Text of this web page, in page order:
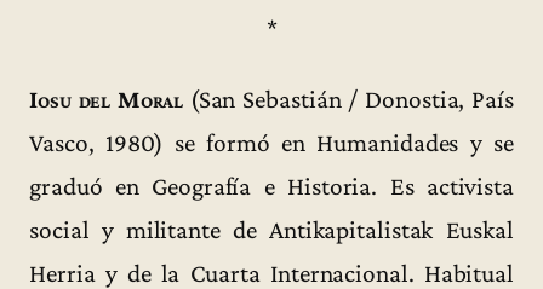
*
Iosu del Moral(San Sebastián / Donostia, País
Vasco, 1980) se formó en Humanidades y se
graduó en Geografía e Historia. Es activista
social y militante de Antikapitalistak Euskal
Herria y de la Cuarta Internacional. Habitual